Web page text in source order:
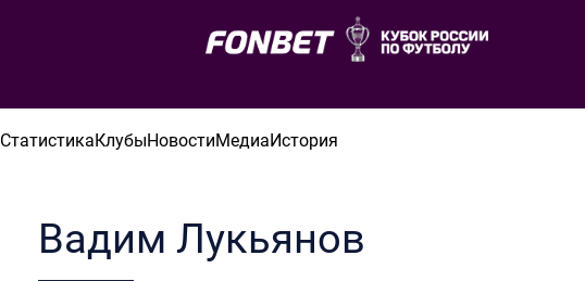
СтатистикаКлубыНовостиМедиаИстория
Вадим Лукьянов